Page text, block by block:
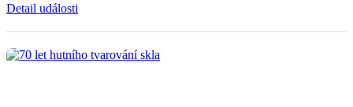
Detail události